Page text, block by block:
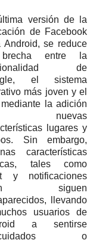
versión de la
de Facebook
Android, se reduce
entre la
de
el sistema
más joven y el
mediante la adición
nuevas
lugares y
Sin embargo,
características
tales como
y notificaciones
siguen
llevando
usuarios de
a sentirse
o